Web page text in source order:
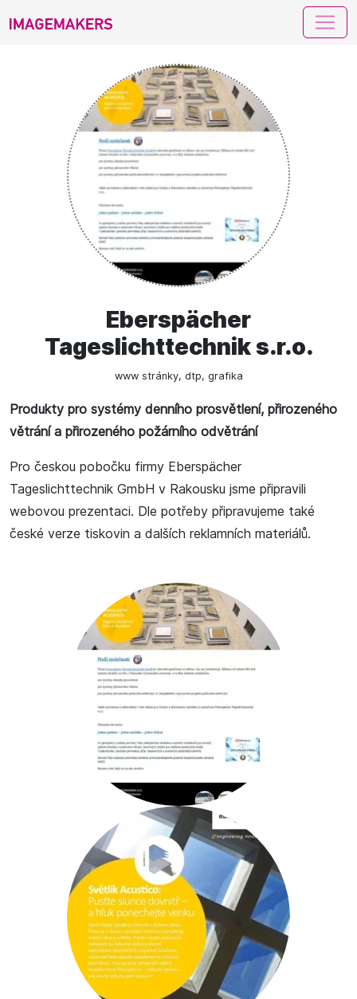
imagemakers
Eberspächer
Tageslichttechnik s.r.o.
www stránky, dtp, grafika
Produkty pro systémy denního prosvětlení, přirozeného
větrání a přirozeného požárního odvětrání
Pro českou pobočku firmy Eberspächer
Tageslichttechnik GmbH v Rakousku jsme připravili
webovou prezentaci. Dle potřeby připravujeme také
české verze tiskovin a dalších reklamních materiálů.